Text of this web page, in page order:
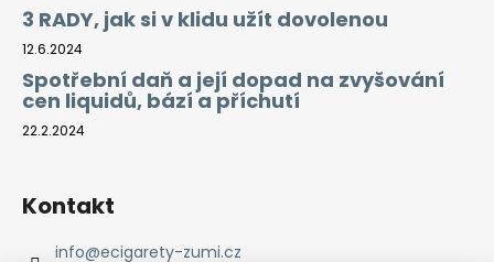
3 RADY, jak si v klidu užít dovolenou
12.6.2024
Spotřební daň a její dopad na zvyšování
cen liquidů, bází a příchutí
22.2.2024
Kontakt
info@ecigarety-zumi.cz